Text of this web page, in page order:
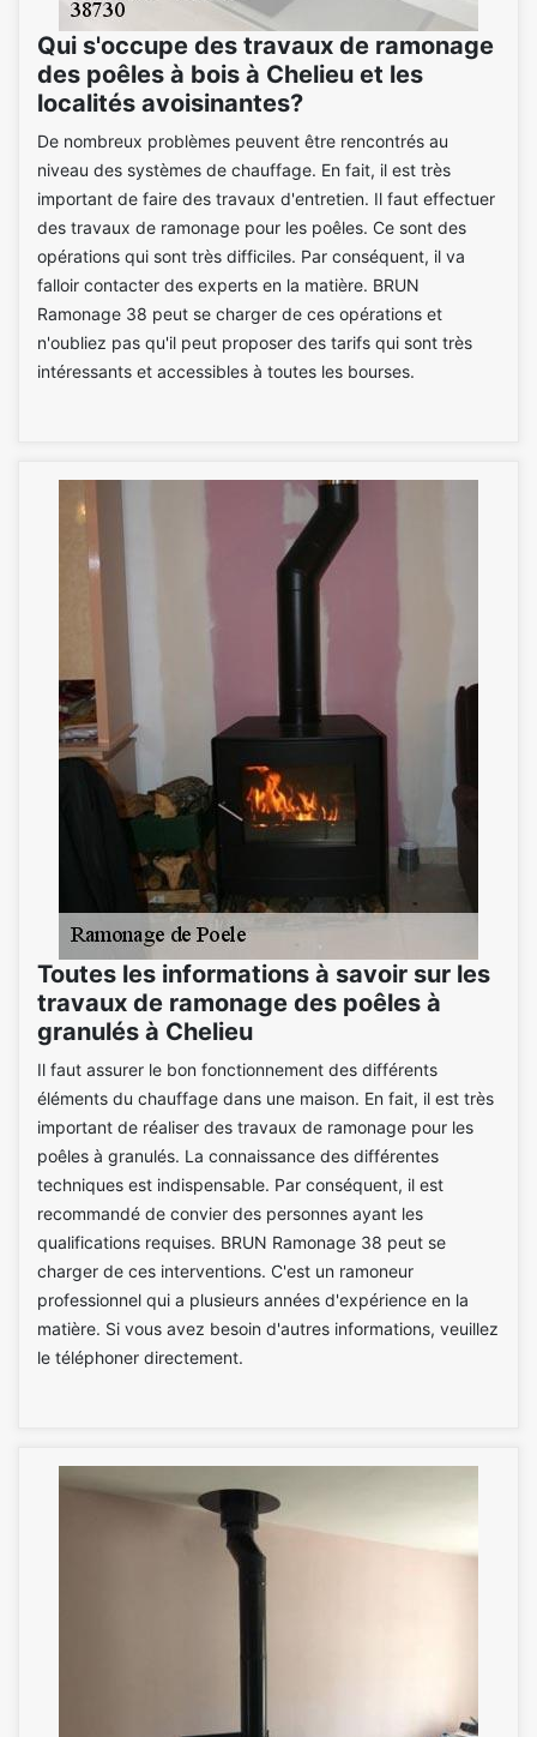
Qui s'occupe des travaux de ramonage
des poêles à bois à Chelieu et les
localités avoisinantes?
De nombreux problèmes peuvent être rencontrés au
niveau des systèmes de chauffage. En fait, il est très
important de faire des travaux d'entretien. Il faut effectuer
des travaux de ramonage pour les poêles. Ce sont des
opérations qui sont très difficiles. Par conséquent, il va
falloir contacter des experts en la matière. BRUN
Ramonage 38 peut se charger de ces opérations et
n'oubliez pas qu'il peut proposer des tarifs qui sont très
intéressants et accessibles à toutes les bourses.
Toutes les informations à savoir sur les
travaux de ramonage des poêles à
granulés à Chelieu
Il faut assurer le bon fonctionnement des différents
éléments du chauffage dans une maison. En fait, il est très
important de réaliser des travaux de ramonage pour les
poêles à granulés. La connaissance des différentes
techniques est indispensable. Par conséquent, il est
recommandé de convier des personnes ayant les
qualifications requises. BRUN Ramonage 38 peut se
charger de ces interventions. C'est un ramoneur
professionnel qui a plusieurs années d'expérience en la
matière. Si vous avez besoin d'autres informations, veuillez
le téléphoner directement.